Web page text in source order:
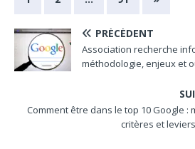
PRÉCÉDENT
Association recherche
méthodologie, enjeux et
Comment être dans le top 10 Google :
critères et